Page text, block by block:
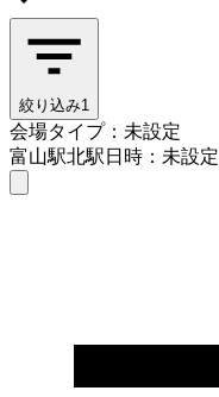
絞り込み1
会場タイプ：未設定
富山駅北駅日時：未設定